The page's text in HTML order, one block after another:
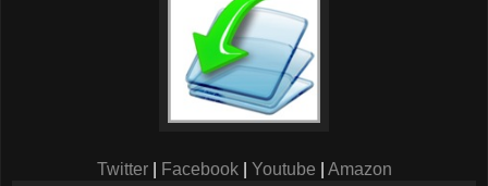
Twitter| Facebook Youtube Amazon